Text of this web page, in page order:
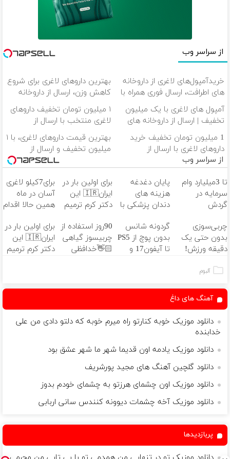
از سراسر وب
خریدآمپول‌های لاغری از داروخانه
های اطرافت، ارسال فوری همراه با
پک یخ!
بهترین داروهای لاغری برای شروع
کاهش وزن، ارسال از داروخانه
های نزدیکت!
آمپول های لاغری با یک میلیون
تخفیف | ارسال از داروخانه های
معتبر
۱ میلیون تومان تخفیف داروهای
لاغری منتخب با ارسال از
داروخانه نزدیکت
1 میلیون تومان تخفیف خرید
داروهای لاغری با ارسال از
داروخانه و پک یخ!
بهترین قیمت داروهای لاغری، با ۱
میلیون تخفیف و ارسال از
از سراسر وب
تا 3میلیارد وام
سرمایه در
گردش
فروشگاهت رو
ثبت کن
پایان دغدغه
هزینه های
دندان پزشکی با
کننده خانگی
برای اولین بار در
ایران🇮🇷 این
دکتر کرم ترمیم
ساخت!
برای7کیلو لاغری
آسان در ماه
همین حالا اقدام
قیمت قدیم
چربی‌سوزی
بدون حتی یک
دقیقه ورزش!
گردونه شانس
بدون پوچ از PS5
تا آیفون17 و
90روز استفاده از
چربیسوز گیاهی
👋🏻خدافظی
برای اولین بار در
ایران🇮🇷 این
دکتر کرم ترمیم
آلبوم
آهنگ های داغ
دانلود موزیک خوبه کنارتو راه میرم خوبه که دلتو دادی من علی
خدابنده
دانلود موزیک يادمه اون قديما شهر ما شهر عشق بود
دانلود گلچین آهنگ های مجید پورشریف
دانلود موزیک اون چشمای هرزتو به چشمای خودم بدوز
دانلود موزیک آخه چشمات دیوونه کنندس سانی اربابی
پربازدیدها